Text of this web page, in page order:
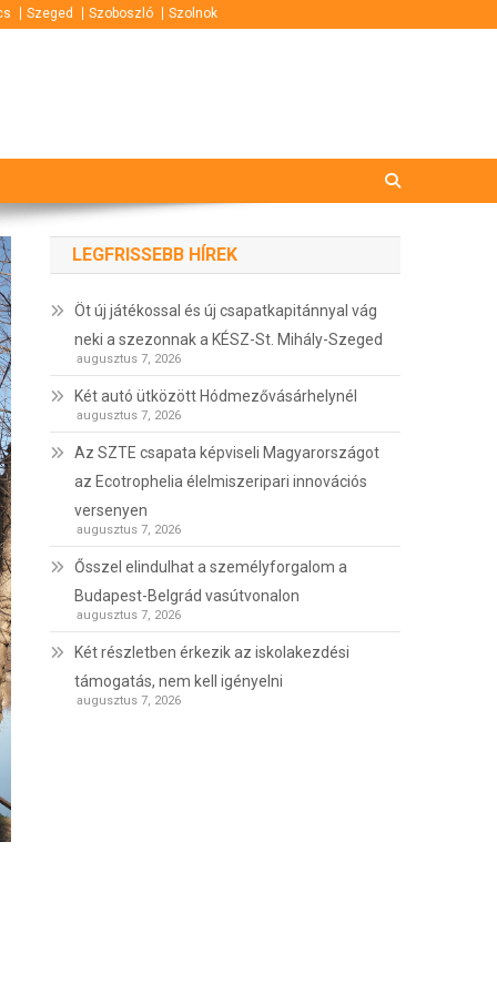
Szeged Szoboszló Szolnok
LEGFRISSEBB HÍREK
Öt új játékossal és új csapatkapitánnyal vág
neki a szezonnak a KÉSZ-St. Mihály-Szeged
augusztus 7, 2026
Két autó ütközött Hódmezővásárhelynél
augusztus 7, 2026
Az SZTE csapata képviseli Magyarországot
az Ecotrophelia élelmiszeripari innovációs
versenyen
augusztus 7, 2026
Ősszel elindulhat a személyforgalom a
Budapest-Belgrád vasútvonalon
augusztus 7, 2026
Két részletben érkezik az iskolakezdési
támogatás, nem kell igényelni
augusztus 7, 2026